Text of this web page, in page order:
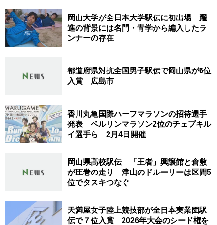
岡山大学が全日本大学駅伝に初出場 躍
進の背景には名門・青学から編入したラ
ンナーの存在
都道府県対抗全国男子駅伝で岡山県が6位
入賞 広島市
香川丸亀国際ハーフマラソンの招待選手
発表 ベルリンマラソン2位のチェプキル
イ選手ら 2月4日開催
岡山県高校駅伝 「王者」興譲館と倉敷
が圧巻の走り 津山のドルーリーは区間5
位でタスキつなぐ
天満屋女子陸上競技部が全日本実業団駅
伝で７位入賞 2026年大会のシード権を